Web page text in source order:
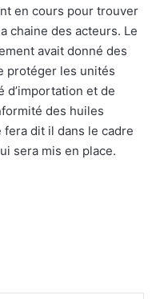
en cours pour trouver
chaine des acteurs. Le
avait donné des
protéger les unités
d’importation et de
des huiles
dit il dans le cadre
sera mis en place.